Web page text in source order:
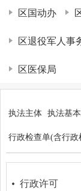
区国动办
区退役军人事
区医保局
执法主体 执法基
行政检查单(含行政
行政许可